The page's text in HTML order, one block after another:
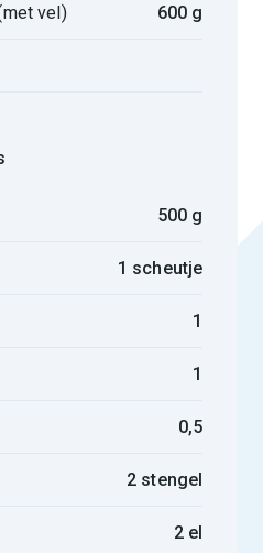
vel) 600 g
500 g
1 scheutje
1
1
0,5
2 stengel
2 el